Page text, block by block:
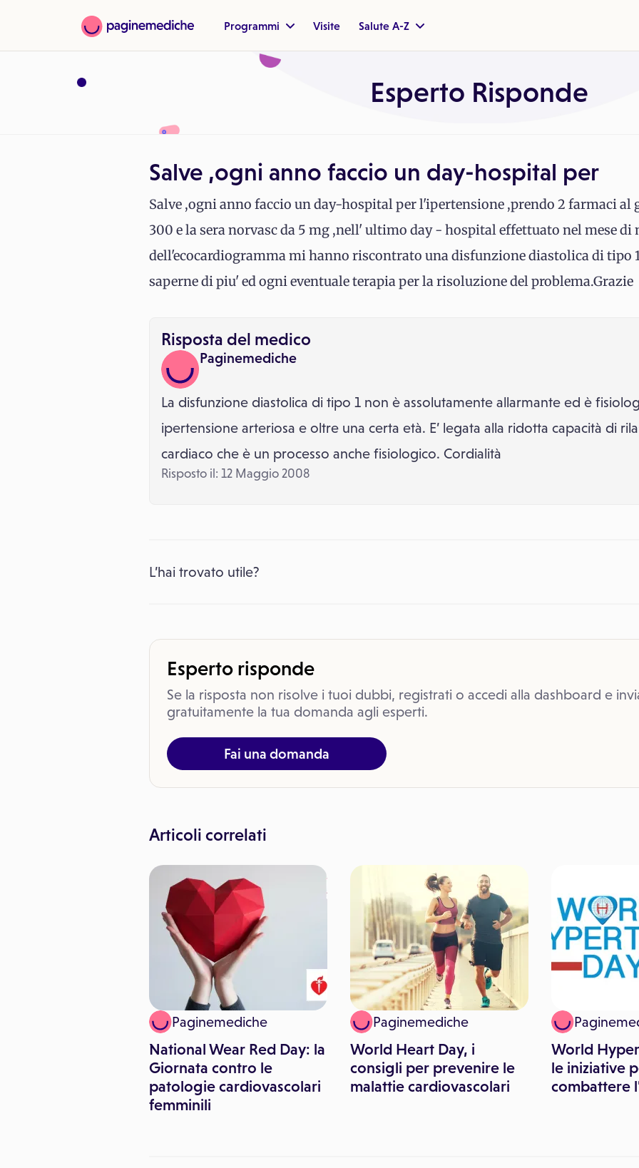
Programmi Visite Salute A-Z
Esperto Risponde
Salve ,ogni anno faccio un day-hospital per
Salve ,ogni anno faccio un day-hospital per l'ipertensione ,prendo 2 farmaci
300 e la sera norvasc da 5 mg ,nell' ultimo day - hospital effettuato nel mese di
dell'ecocardiogramma mi hanno riscontrato una disfunzione diastolica di tipo
saperne di piu' ed ogni eventuale terapia per la risoluzione del problema.Grazie
Risposta del medico
Paginemediche
La disfunzione diastolica di tipo 1 non è assolutamente allarmante ed è
ipertensione arteriosa e oltre una certa età. E’ legata alla ridotta capacità di
cardiaco che è un processo anche fisiologico. Cordialità
Risposto il: 12 Maggio 2008
L’hai trovato utile?
Esperto risponde
Se la risposta non risolve i tuoi dubbi, registrati o accedi alla dashboard e
gratuitamente la tua domanda agli esperti.
Fai una domanda
Articoli correlati
Paginemediche
National Wear Red Day: la
Giornata contro le
patologie cardiovascolari
femminili
Paginemediche
World Heart Day, i
consigli per prevenire le
malattie cardiovascolari
World
le iniziative
combattere